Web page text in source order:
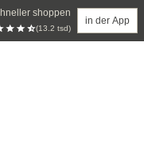
shoppen
(13.2 tsd)
in der App